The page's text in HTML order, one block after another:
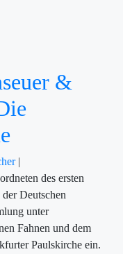
&
|
des ersten
Deutschen
unter
Fahnen und dem
Paulskirche ein.